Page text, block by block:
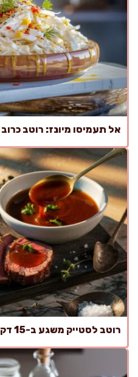
אל תעמיסו מיונז: רוטב כרוב
רוטב לסטייק משגע ב-15 דקות, בלי ציר בכלל